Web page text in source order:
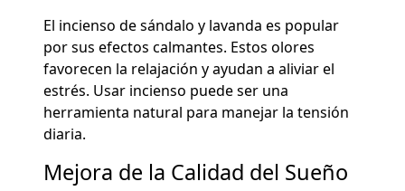
El incienso de sándalo y lavanda es popular
por sus efectos calmantes. Estos olores
favorecen la relajación y ayudan a aliviar el
estrés. Usar incienso puede ser una
herramienta natural para manejar la tensión
diaria.
Mejora de la Calidad del Sueño